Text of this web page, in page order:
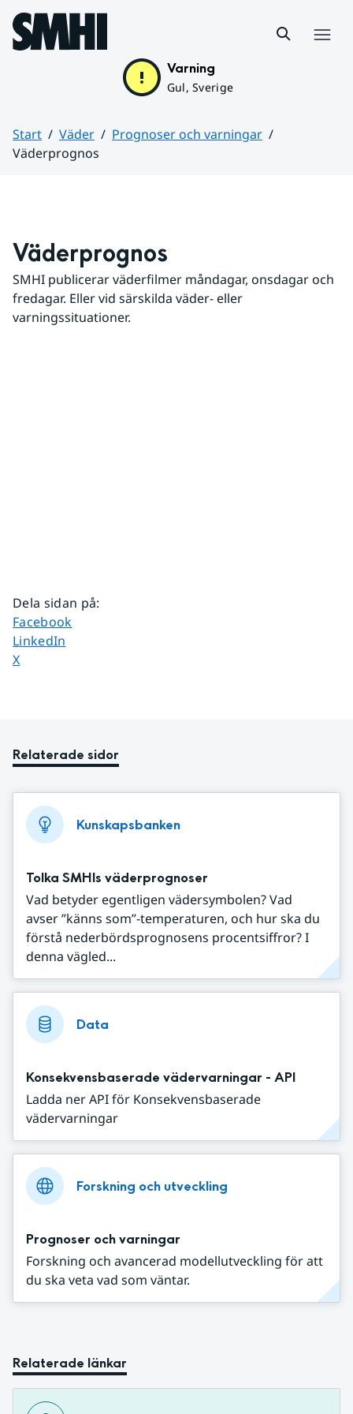
Hoppa till sidans innehåll
Varning
Gul, Sverige
Start Väder
Prognoser och varningar
Väderprognos
Väderprognos
SMHI publicerar väderfilmer måndagar, onsdagar och
fredagar. Eller vid särskilda väder- eller
varningssituationer.
Dela sidan på:
Dela sidan på
Facebook
Dela sidan på
LinkedIn
Dela sidan på
X
Relaterade sidor
Kunskapsbanken
Tolka SMHIs väderprognoser
Vad betyder egentligen vädersymbolen? Vad
avser ”känns som”-temperaturen, och hur ska du
förstå nederbördsprognosens procentsiffror? I
denna vägled...
Data
Konsekvensbaserade vädervarningar - API
Ladda ner API för Konsekvensbaserade
vädervarningar
Forskning och utveckling
Prognoser och varningar
Forskning och avancerad modellutveckling för att
du ska veta vad som väntar.
Relaterade länkar